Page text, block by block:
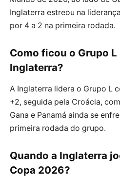
Inglaterra estreou na
por 4 a 2 na primeira rodada.
Como ficou o Grupo
Inglaterra?
A Inglaterra lidera o Grupo L
+2, seguida pela Croácia,
Gana e Panamá ainda se
primeira rodada do grupo.
Quando a Inglaterra
Copa 2026?